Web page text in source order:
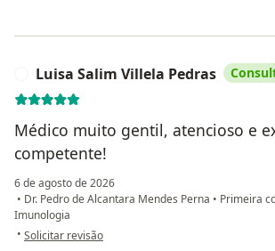
Luisa Salim Villela Pedras
Médico muito gentil, atencioso e
competente!
6 de agosto de 2026
• Dr. Pedro de Alcantara Mendes Perna • Primeira
Imunologia
• na opinião do utilizador Luisa Salim Villela Pedras
Solicitar revisão